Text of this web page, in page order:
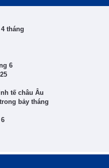
tháng
6
tế châu Âu
bảy tháng